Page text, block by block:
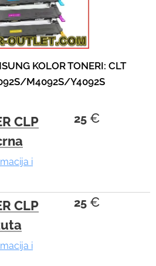
KOLOR TONERI: CLT
M4092S/Y4092S
CLP
i
25 €
CLP
i
25 €